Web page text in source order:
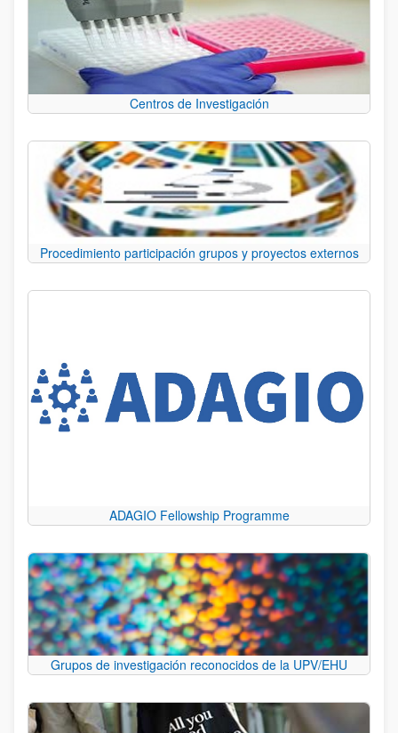
Centros de Investigación
Procedimiento participación grupos y proyectos externos
ADAGIO Fellowship Programme
Grupos de investigación reconocidos de la UPV/EHU